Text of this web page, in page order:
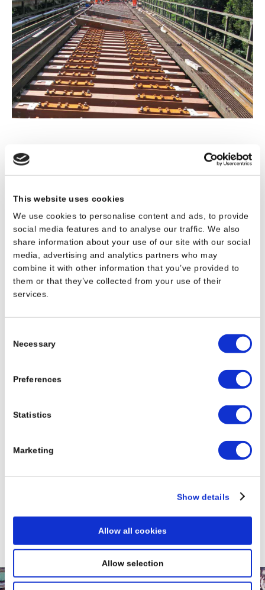
This website uses cookies
We use cookies to personalise content and ads, to provide
social media features and to analyse our traffic. We also
share information about your use of our site with our social
media, advertising and analytics partners who may
combine it with other information that you’ve provided to
them or that they’ve collected from your use of their
services.
Selection
Necessary
Preferences
Statistics
Marketing
Show details
Allow all cookies
Allow selection
Download Projekt - Calmmoon Rail, Rheintal
(Deutschland)